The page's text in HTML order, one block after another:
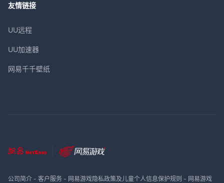
友情链接
UU远程
UU加速器
网易千千壁纸
公司简介- 客户服务- 网易游戏隐私政策及儿童个人信息保护规则 - 网易游戏